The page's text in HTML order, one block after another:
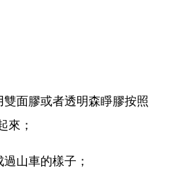
面膠或者透明森睜膠按照
來；
山車的樣子；